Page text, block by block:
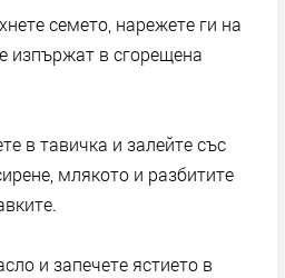
семето, нарежете ги на
изпържат в сгорещена
в тавичка и залейте със
млякото и разбитите
и запечете ястието в